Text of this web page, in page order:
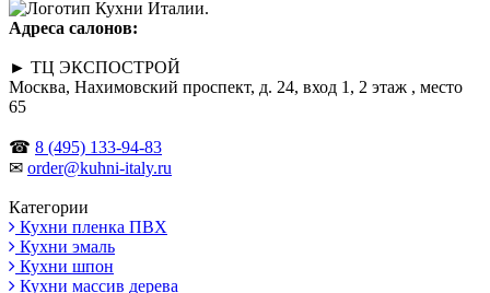
Адреса салонов:
► ТЦ ЭКСПОСТРОЙ
Москва, Нахимовский проспект, д. 24, вход 1, 2 этаж , место
65
☎ 8 (495) 133-94-83
✉ order@kuhni-italy.ru
Категории
Кухни пленка ПВХ
Кухни эмаль
Кухни шпон
Кухни массив дерева